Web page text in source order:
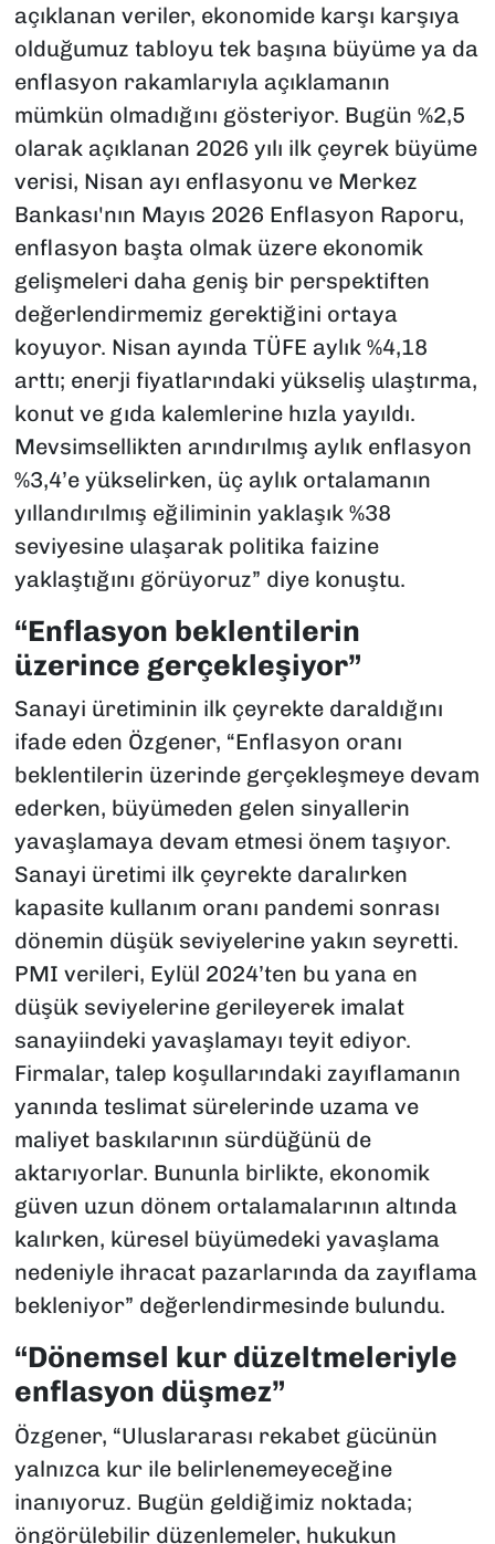
açıklanan veriler, ekonomide karşı karşıya
olduğumuz tabloyu tek başına büyüme ya da
enflasyon rakamlarıyla açıklamanın
mümkün olmadığını gösteriyor. Bugün %2,5
olarak açıklanan 2026 yılı ilk çeyrek büyüme
verisi, Nisan ayı enflasyonu ve Merkez
Bankası'nın Mayıs 2026 Enflasyon Raporu,
enflasyon başta olmak üzere ekonomik
gelişmeleri daha geniş bir perspektiften
değerlendirmemiz gerektiğini ortaya
koyuyor. Nisan ayında TÜFE aylık %4,18
arttı; enerji fiyatlarındaki yükseliş ulaştırma,
konut ve gıda kalemlerine hızla yayıldı.
Mevsimsellikten arındırılmış aylık enflasyon
%3,4’e yükselirken, üç aylık ortalamanın
yıllandırılmış eğiliminin yaklaşık %38
seviyesine ulaşarak politika faizine
yaklaştığını görüyoruz” diye konuştu.
“Enflasyon beklentilerin
üzerince gerçekleşiyor”
Sanayi üretiminin ilk çeyrekte daraldığını
ifade eden Özgener, “Enflasyon oranı
beklentilerin üzerinde gerçekleşmeye devam
ederken, büyümeden gelen sinyallerin
yavaşlamaya devam etmesi önem taşıyor.
Sanayi üretimi ilk çeyrekte daralırken
kapasite kullanım oranı pandemi sonrası
dönemin düşük seviyelerine yakın seyretti.
PMI verileri, Eylül 2024’ten bu yana en
düşük seviyelerine gerileyerek imalat
sanayiindeki yavaşlamayı teyit ediyor.
Firmalar, talep koşullarındaki zayıflamanın
yanında teslimat sürelerinde uzama ve
maliyet baskılarının sürdüğünü de
aktarıyorlar. Bununla birlikte, ekonomik
güven uzun dönem ortalamalarının altında
kalırken, küresel büyümedeki yavaşlama
nedeniyle ihracat pazarlarında da zayıflama
bekleniyor” değerlendirmesinde bulundu.
“Dönemsel kur düzeltmeleriyle
enflasyon düşmez”
Özgener, “Uluslararası rekabet gücünün
yalnızca kur ile belirlenemeyeceğine
inanıyoruz. Bugün geldiğimiz noktada;
öngörülebilir düzenlemeler, hukukun